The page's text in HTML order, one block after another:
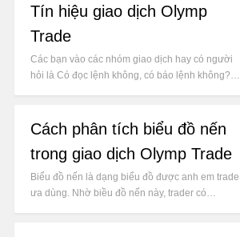
Tín hiệu giao dịch Olymp
Trade
Các bạn vào các nhóm giao dịch hay có người
hỏi là Có đọc lệnh không, có báo lệnh không?…
Cách phân tích biểu đồ nến
trong giao dịch Olymp Trade
Biểu đồ nến là dạng biểu đồ được anh em trade
ưa dùng. Nhờ biều đồ nến này, trader có…